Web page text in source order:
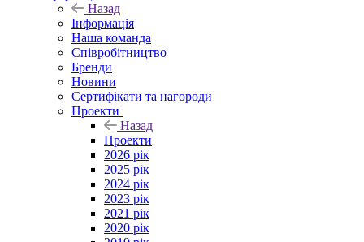
Назад
Інформація
Наша команда
Співробітництво
Бренди
Новини
Сертифікати та нагороди
Проекти
Назад
Проекти
2026 рік
2025 рік
2024 рік
2023 рік
2021 рік
2020 рік